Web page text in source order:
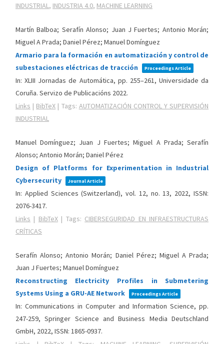
INDUSTRIAL, INDUSTRIA 4.0, MACHINE LEARNING
Martín Balboa; Serafín Alonso; Juan J Fuertes; Antonio Morán;
Miguel A Prada; Daniel Pérez; Manuel Domínguez
Armario para la formación en automatización y control de
subestaciones eléctricas de tracción
Proceedings Article
In:XLIII Jornadas de Automática, pp. 255–261, Universidade da
Coruña. Servizo de Publicacións 2022.
Links | BibTeX | Tags: AUTOMATIZACIÓN CONTROL Y SUPERVISIÓN
INDUSTRIAL
Manuel Domínguez; Juan J Fuertes; Miguel A Prada; Serafín
Alonso; Antonio Morán; Daniel Pérez
Design of Platforms for Experimentation in Industrial
Cybersecurity
Journal Article
In: Applied Sciences (Switzerland),vol. 12, no. 13, 2022,ISSN:
2076-3417.
Links | BibTeX| Tags: CIBERSEGURIDAD EN INFRAESTRUCTURAS
CRÍTICAS
Serafín Alonso; Antonio Morán; Daniel Pérez; Miguel A Prada;
Juan J Fuertes; Manuel Domínguez
Reconstructing Electricity Profiles in Submetering
Systems Using a GRU-AE Network
Proceedings Article
In: Communications in Computer and Information Science,pp.
247-259,Springer Science and Business Media Deutschland
GmbH, 2022, ISSN: 1865-0937.